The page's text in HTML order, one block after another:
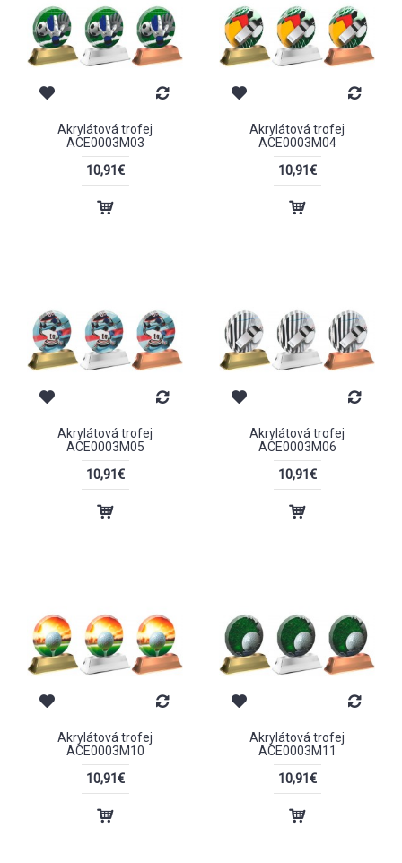
Akrylátová trofej
ACE0003M03
10,91€
Akrylátová trofej
ACE0003M04
10,91€
Akrylátová trofej
ACE0003M05
10,91€
Akrylátová trofej
ACE0003M06
10,91€
Akrylátová trofej
ACE0003M10
10,91€
Akrylátová trofej
ACE0003M11
10,91€